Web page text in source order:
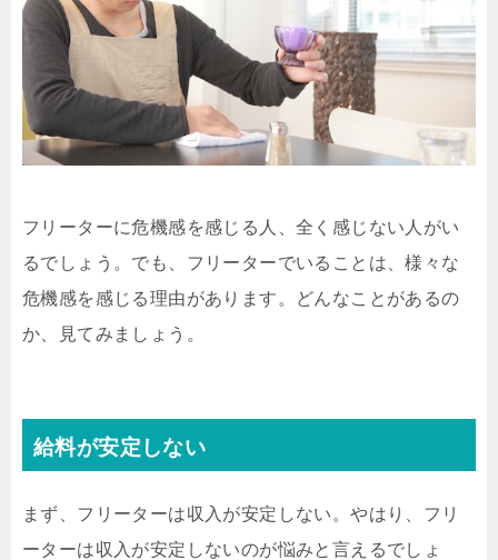
フリーターに危機感を感じる人、全く感じない人がい
るでしょう。でも、フリーターでいることは、様々な
危機感を感じる理由があります。どんなことがあるの
か、見てみましょう。
給料が安定しない
まず、フリーターは収入が安定しない。やはり、フリ
ーターは収入が安定しないのが悩みと言えるでしょ